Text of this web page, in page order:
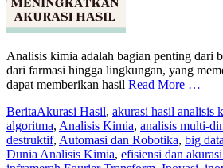
Analisis kimia adalah bagian penting dari
dari farmasi hingga lingkungan, yang
dapat memberikan hasil Read More …
BeritaAkurasi Hasil, akurasi hasil analisis
algoritma, Analisis Kimia, analisis multi-
destruktif, Automasi dan Robotika, big data
Dunia Analisis Kimia, efisiensi dan